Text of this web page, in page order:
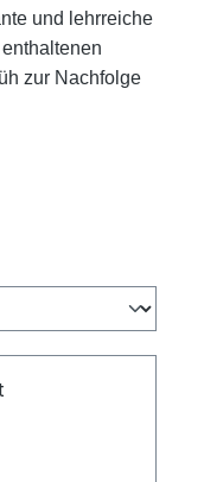
und lehrreiche
zur Nachfolge